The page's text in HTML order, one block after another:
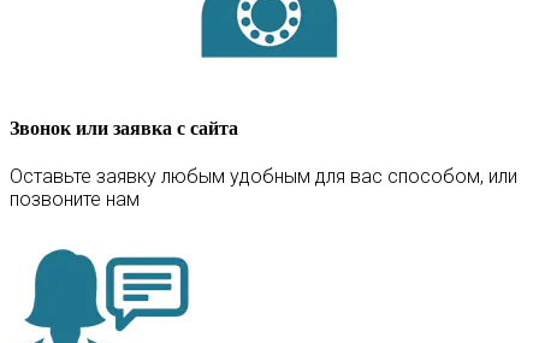
Звонок или заявка с сайта
Оставьте заявку любым удобным для вас способом, или
позвоните нам